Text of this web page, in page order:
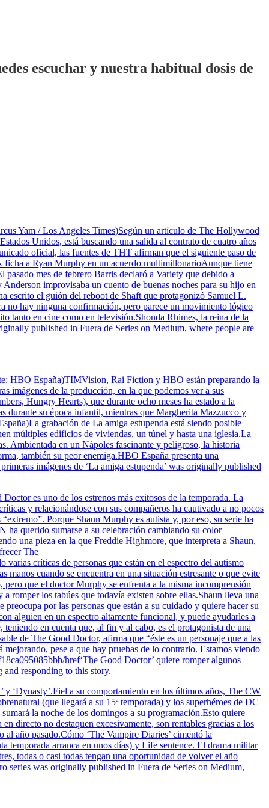
escuchar y nuestra habitual dosis de
Yam / Los Angeles Times)Según un artículo de The Hollywood
Unidos, está buscando una salida al contrato de cuatro años
oficial, las fuentes de THT afirman que el siguiente paso de
a Ryan Murphy en un acuerdo multimillonarioAunque tiene
mes de febrero Barris declaró a Variety que debido a
improvisaba un cuento de buenas noches para su hijo en
escrito el guión del reboot de Shaft que protagonizó Samuel L.
no hay ninguna confirmación, pero parece un movimiento lógico
tanto en cine como en televisión.Shonda Rhimes, la reina de la
published in Fuera de Series on Medium, where people are
HBO España)TIMVision, Rai Fiction y HBO están preparando la
imágenes de la producción, en la que podemos ver a sus
Hungry Hearts), que durante ocho meses ha estado a la
durante su época infantil, mientras que Margherita Mazzucco y
grabación de La amiga estupenda está siendo posible
múltiples edificios de viviendas, un túnel y hasta una iglesia.La
Ambientada en un Nápoles fascinante y peligroso, la historia
también su peor enemiga.HBO España presenta una
imágenes de ‘La amiga estupenda’ was originally published
es uno de los estrenos más exitosos de la temporada. La
y relacionándose con sus compañeros ha cautivado a no pocos
Porque Shaun Murphy es autista y, por eso, su serie ha
querido sumarse a su celebración cambiando su color
una pieza en la que Freddie Highmore, que interpreta a Shaun,
The
críticas de personas que están en el espectro del autismo
manos cuando se encuentra en una situación estresante o que evite
que el doctor Murphy se enfrenta a la misma incomprensión
romper los tabúes que todavía existen sobre ellas.Shaun lleva una
por las personas que están a su cuidado y quiere hacer su
alguien en un espectro altamente funcional, y puede ayudarles a
teniendo en cuenta que, al fin y al cabo, es el protagonista de una
de The Good Doctor, afirma que “éste es un personaje que a las
pese a que hay pruebas de lo contrario. Estamos viendo
href‘The Good Doctor’ quiere romper algunos
responding to this story.
y ‘Dynasty’.Fiel a su comportamiento en los últimos años, The CW
(que llegará a su 15ª temporada) y los superhéroes de DC
la noche de los domingos a su programación.Esto quiere
directo no destaquen excesivamente, son rentables gracias a los
año pasado.Cómo ‘The Vampire Diaries’ cimentó la
temporada arranca en unos días) y Life sentence. El drama militar
todas o casi todas tengan una oportunidad de volver el año
series was originally published in Fuera de Series on Medium,